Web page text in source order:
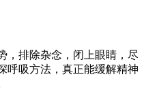
排除杂念，闭上眼睛，尽
呼吸方法，真正能缓解精神